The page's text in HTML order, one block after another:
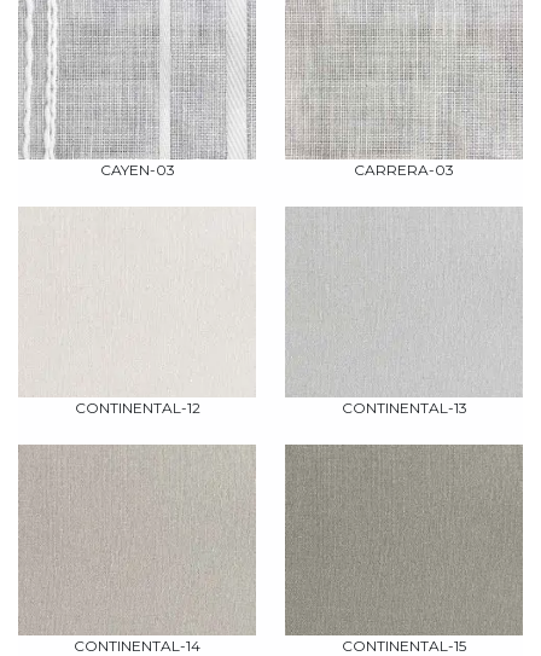
CAYEN-03 CARRERA-03
CONTINENTAL-12 CONTINENTAL-13
CONTINENTAL-14 CONTINENTAL-15